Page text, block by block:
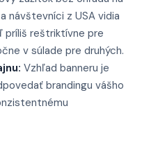
návštevníci z USA vidia
príliš reštriktívne pre
v súlade pre druhých.
Vzhľad banneru je
brandingu vášho